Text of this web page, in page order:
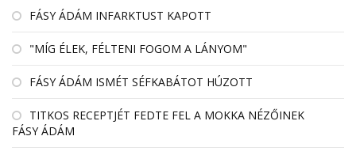
FÁSY ÁDÁM INFARKTUST KAPOTT
"MÍG ÉLEK, FÉLTENI FOGOM A LÁNYOM"
FÁSY ÁDÁM ISMÉT SÉFKABÁTOT HÚZOTT
TITKOS RECEPTJÉT FEDTE FEL A MOKKA NÉZŐINEK
FÁSY ÁDÁM